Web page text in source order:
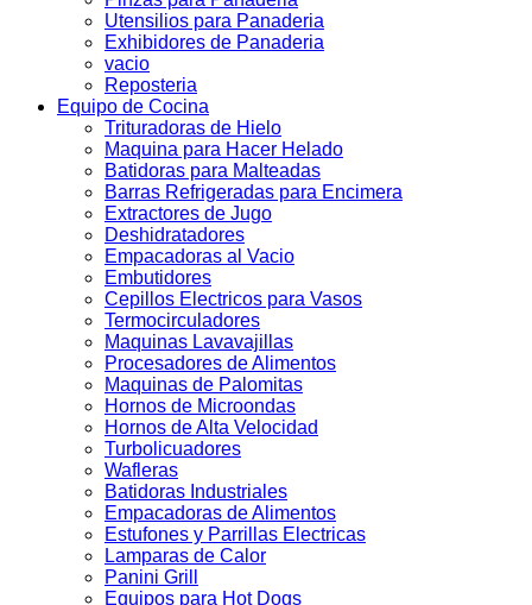
Utensilios para Panaderia
Exhibidores de Panaderia
vacio
Reposteria
Equipo de Cocina
Trituradoras de Hielo
Maquina para Hacer Helado
Batidoras para Malteadas
Barras Refrigeradas para Encimera
Extractores de Jugo
Deshidratadores
Empacadoras al Vacio
Embutidores
Cepillos Electricos para Vasos
Termocirculadores
Maquinas Lavavajillas
Procesadores de Alimentos
Maquinas de Palomitas
Hornos de Microondas
Hornos de Alta Velocidad
Turbolicuadores
Wafleras
Batidoras Industriales
Empacadoras de Alimentos
Estufones y Parrillas Electricas
Lamparas de Calor
Panini Grill
Equipos para Hot Dogs